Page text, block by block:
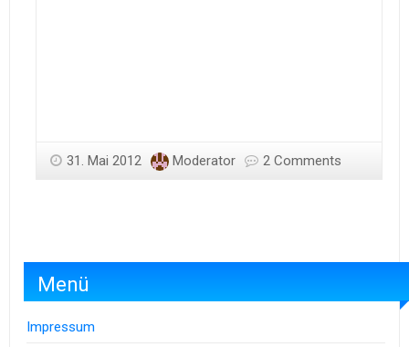
31. Mai 2012 Moderator 2 Comments
Menü
Impressum